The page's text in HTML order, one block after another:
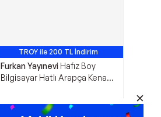
TROY ile 200 TL İndirim
Furkan Yayınevi Hafız Boy
Bilgisayar Hatlı Arapça Kenar